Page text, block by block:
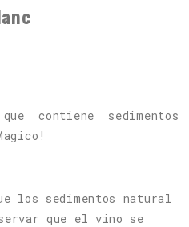
contiene
sedimentos
los sedimentos natural
que el vino se